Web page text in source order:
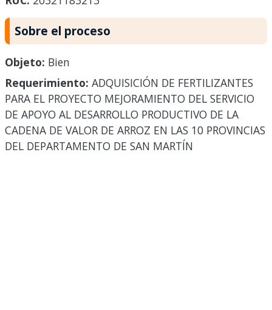
Sobre el proceso
Objeto: Bien
Requerimiento: ADQUISICIÓN DE FERTILIZANTES
PARA EL PROYECTO MEJORAMIENTO DEL SERVICIO
DE APOYO AL DESARROLLO PRODUCTIVO DE LA
CADENA DE VALOR DE ARROZ EN LAS 10 PROVINCIAS
DEL DEPARTAMENTO DE SAN MARTÍN